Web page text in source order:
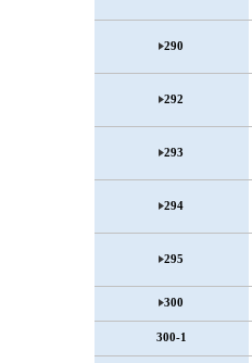
290
292
293
294
295
300
300-1